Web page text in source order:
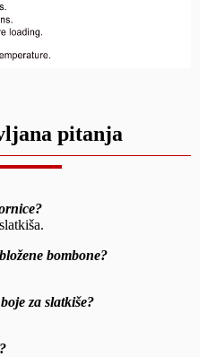
pitanja
bombone?
za slatkiše?